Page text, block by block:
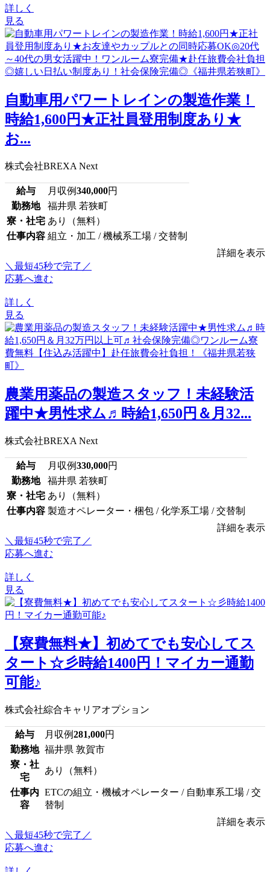
詳しく
見る
⾃動⾞⽤パワートレインの製造作業！
時給1,600円★正社員登用制度あり★
お...
株式会社BREXA Next
給与 月収例340,000円
勤務地
福井県 若狭町
寮・社宅 あり（無料）
仕事内容 組立・加工 / 機械系工場 / 交替制
詳細を表示
＼最短45秒で完了／
応募へ進む
詳しく
見る
農業用薬品の製造スタッフ！未経験活
躍中★男性求ム♬時給1,650円＆月32...
株式会社BREXA Next
給与 月収例330,000円
勤務地
福井県 若狭町
寮・社宅 あり（無料）
仕事内容 製造オペレーター・梱包 / 化学系工場 / 交替制
詳細を表示
＼最短45秒で完了／
応募へ進む
詳しく
見る
【寮費無料★】初めてでも安心してス
タート☆彡時給1400円！マイカー通勤
可能♪
株式会社綜合キャリアオプション
給与 月収例281,000円
勤務地 福井県 敦賀市
寮・社
宅
あり（無料）
仕事内
容
ETCの組立・機械オペレーター / 自動車系工場 / 交
替制
詳細を表示
＼最短45秒で完了／
応募へ進む